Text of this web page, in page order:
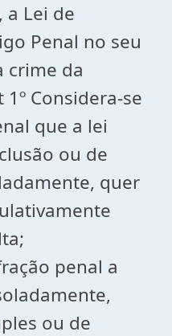
a Lei de
Penal no seu
crime da
Considera-se
que a lei
ou de
quer
penal a
ou de